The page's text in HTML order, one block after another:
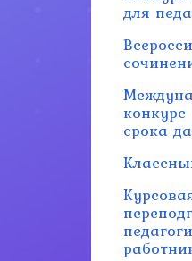
для
конкурс
срока